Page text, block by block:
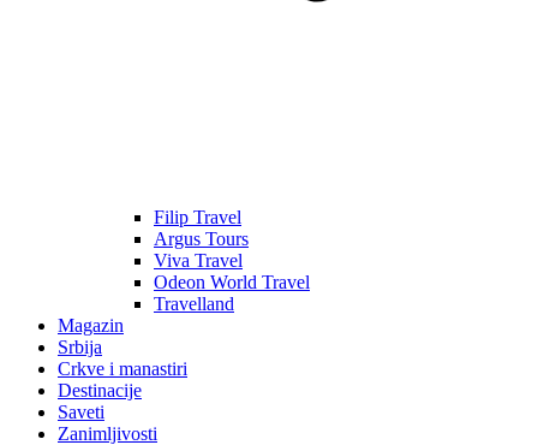
Filip Travel
Argus Tours
Viva Travel
Odeon World Travel
Travelland
Magazin
Srbija
Crkve i manastiri
Destinacije
Saveti
Zanimljivosti